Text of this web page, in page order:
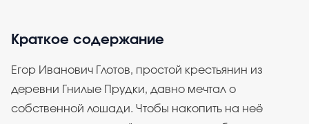
Краткое содержание
Егор Иванович Глотов, простой крестьянин из
деревни Гнилые Прудки, давно мечтал о
собственной лошади. Чтобы накопить на неё